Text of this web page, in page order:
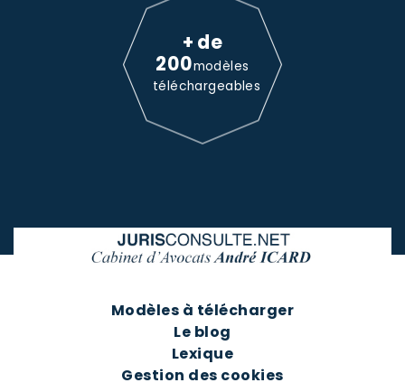
+ de
200modèles
téléchargeables
Modèles à télécharger
Le blog
Lexique
Gestion des cookies